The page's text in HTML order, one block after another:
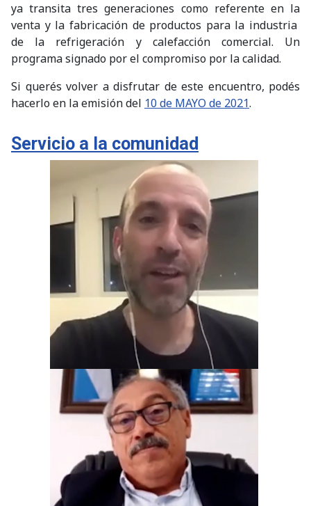
ya transita tres generaciones como referente en la
venta y la fabricación de productos para la industria
de la refrigeración y calefacción comercial. Un
programa signado por el compromiso por la calidad.
Si querés volver a disfrutar de este encuentro, podés
hacerlo en la emisión del 10 de MAYO de 2021.
Servicio a la comunidad